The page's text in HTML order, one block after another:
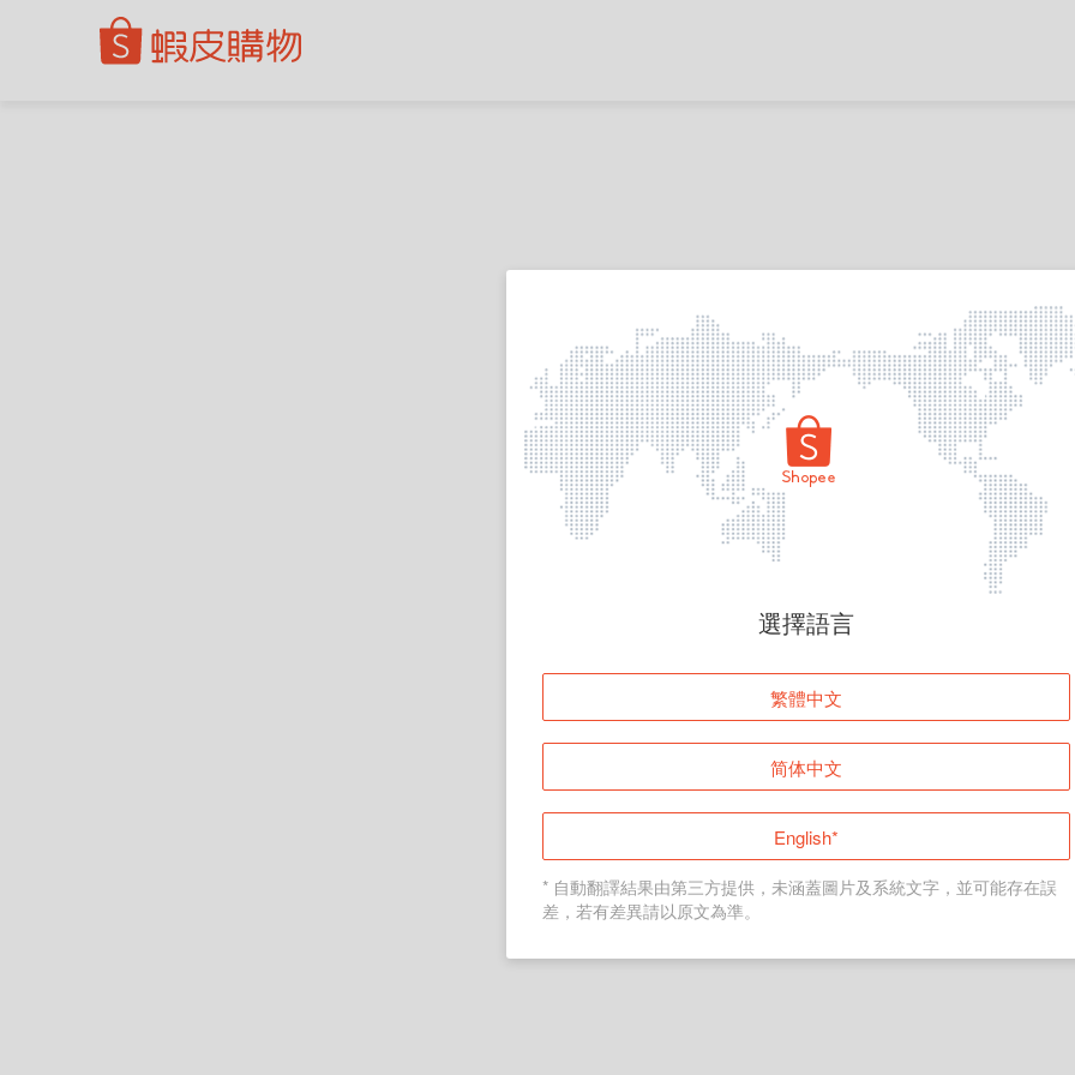
頁面無法顯示
登入
返回首頁
選擇語言
繁體中文
简体中文
English*
* 自動翻譯結果由第三方提供，未涵蓋圖片及系統文字，並可能存在誤
差，若有差異請以原文為準。